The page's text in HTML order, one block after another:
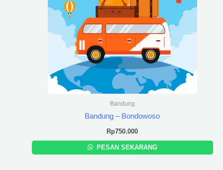
Bandung
Bandung – Bondowoso
Rp750.000
PESAN SEKARANG